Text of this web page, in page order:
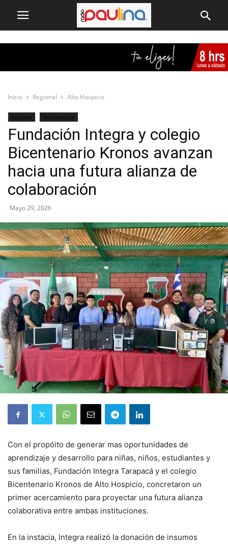
Inicio Regional Alto Hospicio
Regional Alto Hospicio
Fundación Integra y colegio
Bicentenario Kronos avanzan
hacia una futura alianza de
colaboración
Mayo 29, 2026
Con el propóito de generar mas oportunidades de
aprendizaje y desarrollo para niñas, niños, estudiantes y
sus familias, Fundación Integra Tarapacá y el colegio
Bicentenario Kronos de Alto Hospicio, concretaron un
primer acercamiento para proyectar una futura alianza
colaborativa entre ambas instituciones.
En la instacia, Integra realizó la donación de insumos